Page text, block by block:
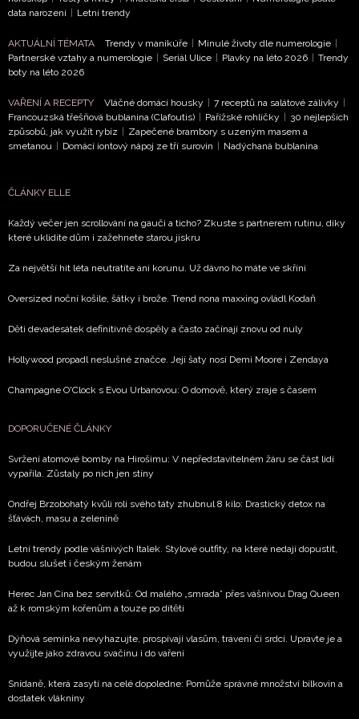
data narození
Letní trendy
AKTUÁLNÍ TÉMATA Trendy v manikúře Minulé životy dle numerologie
Partnerské vztahy a numerologie
Seriál Ulice Plavky na léto 2026
Trendy
boty na léto 2026
VAŘENÍ A RECEPTY Vláčné domácí housky 7 receptů na salátové zálivky
Francouzská třešňová bublanina (Clafoutis)
Pařížské rohlíčky
30 nejlepších
způsobů, jak využít rybíz
Zapečené brambory s uzeným masem a
smetanou
Domácí iontový nápoj ze tří surovin Nadýchaná bublanina
ČLÁNKY ELLE
Každý večer jen scrollování na gauči a ticho? Zkuste s partnerem rutinu, díky
které uklidíte dům i zažehnete starou jiskru
Za největší hit léta neutratíte ani korunu. Už dávno ho máte ve skříni
Oversized noční košile, šátky i brože. Trend nona maxxing ovládl Kodaň
Děti devadesátek definitivně dospěly a často začínají znovu od nuly
Hollywood propadl neslušné značce. Její šaty nosí Demi Moore i Zendaya
Champagne O'Clock s Evou Urbanovou: O domově, který zraje s časem
DOPORUČENÉ ČLÁNKY
Svržení atomové bomby na Hirošimu: V nepředstavitelném žáru se část lidí
vypařila. Zůstaly po nich jen stíny
Ondřej Brzobohatý kvůli roli svého táty zhubnul 8 kilo: Drastický detox na
šťávách, masu a zelenině
Letní trendy podle vášnivých Italek. Stylové outfity, na které nedají dopustit,
budou slušet i českým ženám
Herec Jan Cina bez servítků: Od malého „smrada” přes vášnivou Drag Queen
až k romským kořenům a touze po dítěti
Dýňová semínka nevyhazujte, prospívají vlasům, trávení či srdci. Upravte je a
využijte jako zdravou svačinu i do vaření
Snídaně, která zasytí na celé dopoledne: Pomůže správné množství bílkovin a
dostatek vlákniny